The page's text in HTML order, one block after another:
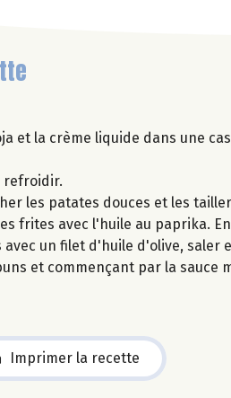
et la crème liquide dans une
refroidir.
les patates douces et les
frites avec l'huile au paprika.
un filet d'huile d'olive, saler
et commençant par la
Imprimer la recette